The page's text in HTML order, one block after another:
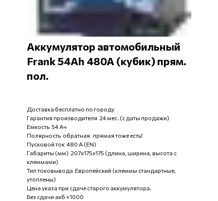
Аккумулятор автомобильный
Frank 54Ah 480A (кубик) прям.
пол.
Доставка бесплатно по городу
Гарантия производителя 24 мес. (с даты продажи)
Емкость 54 Ач
Полярность обратная прямая тоже есть!
Пусковой ток 480 А (EN)
Габариты (мм) 207x175x175 (длина, ширина, высота с
клеммами)
Тип токовывода Европейский (клеммы стандартные,
утоплены)
Цена указа при сдаче старого аккумулятора.
Без сдачи акб +1000